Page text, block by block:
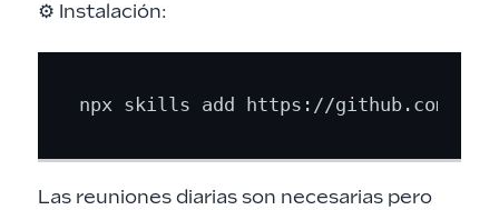
⚙️ Instalación:
Las reuniones diarias son necesarias pero